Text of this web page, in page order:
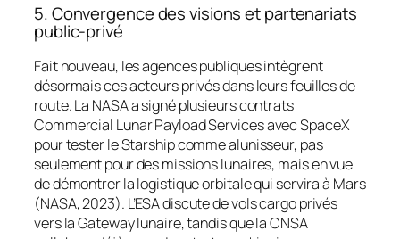
5. Convergence des visions et partenariats
public-privé
Fait nouveau, les agences publiques intègrent
désormais ces acteurs privés dans leurs feuilles de
route. La NASA a signé plusieurs contrats
Commercial Lunar Payload Servicesavec SpaceX
pour tester leStarshipcomme alunisseur, pas
seulement pour des missions lunaires, mais en vue
de démontrer la logistique orbitale qui servira à Mars
(NASA, 2023). L’ESA discute de vols cargo privés
vers la Gateway lunaire, tandis que la CNSA